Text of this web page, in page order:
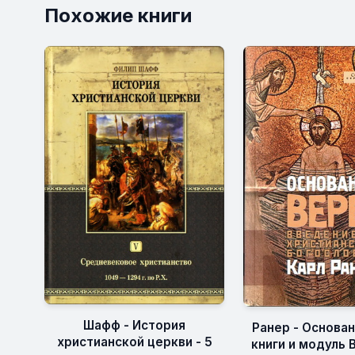
Похожие книги
Шафф - История
христианской церкви - 5
Ранер -
книги и модуль